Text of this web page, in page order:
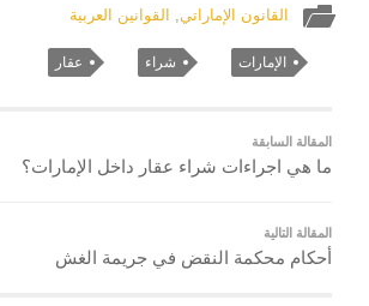
القانون الإماراتي القوانين العربية
الإمارات شراء عقار
المقالة السابقة
ما هي اجراءات شراء عقار داخل الإمارات؟
المقالة التالية
أحكام محكمة النقض في جريمة الغش